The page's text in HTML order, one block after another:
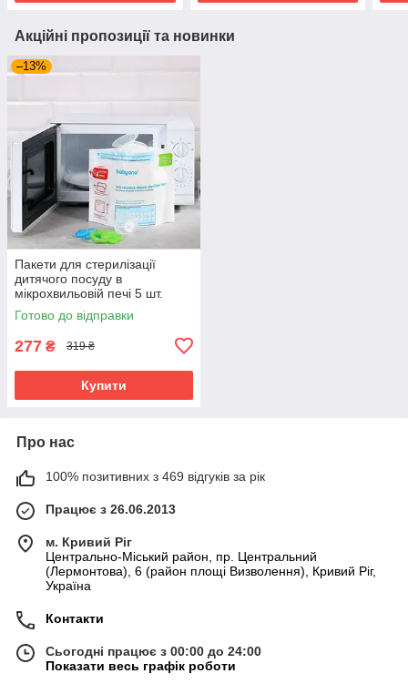
Акційні пропозиції та новинки
–13%
Пакети для стерилізації
дитячого посуду в
мікрохвильовій печі 5 шт.
розміром 29*20,5*13,5 см
Baby Ono Білий
Готово до відправки
277 ₴ 319 ₴
Купити
Про нас
100% позитивних з 469 відгуків за рік
Працює з 26.06.2013
м. Кривий Ріг
Центрально-Міський район, пр. Центральний
(Лермонтова), 6 (район площі Визволення), Кривий Ріг,
Україна
Контакти
Сьогодні працює з 00:00 до 24:00
Показати весь графік роботи